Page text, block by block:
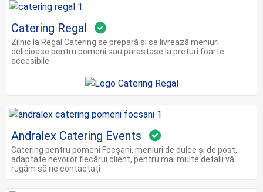
Catering Regal
Zilnic la Regal Catering se prepară și se livrează meniuri
delicioase pentru pomeni sau parastase la prețuri foarte
accesibile
Andralex Catering Events
Catering pentru pomeni Focșani, meniuri de dulce și de post,
adaptate nevoilor fiecărui client, pentru mai multe detalii vă
rugăm să ne contactați